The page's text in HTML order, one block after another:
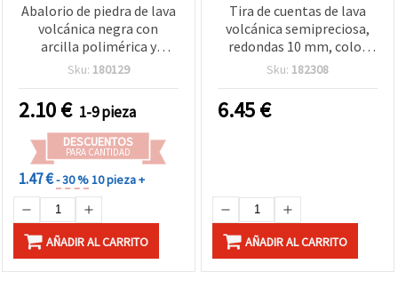
Abalorio de piedra de lava
volcánica negra con
arcilla polimérica y
detalles de cristal, 17x8
abalorio poroso difusor
para aceites esenciales,
para bisutería y
manualidades DIY
Sku: 180129
2.10€ 1-9 pieza
DESCUENTOS
PARA CANTIDAD
1.47 €- 30 %10 pieza +
AÑADIR AL CARRITO
Tira de cuentas de lava
volcánica semipreciosa,
redondas 10 mm, color
platino galvanizado
Sku: 182308
6.45€
AÑADIR AL CARRITO